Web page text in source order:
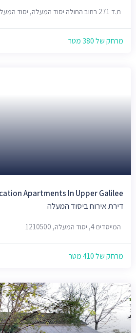
ת.ד 271 רחוב החולה יסוד המעלה, יסוד המעלה, 1210500
מרחק של 380 מטר
Apartments In Upper Galilee
דירת אירוח ביסוד המעלה
המייסדים 4, יסוד המעלה, 1210500
מרחק של 410 מטר